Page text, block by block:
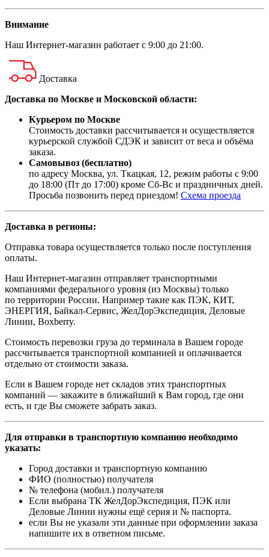
Внимание
Наш Интернет-магазин работает с 9:00 до 21:00.
Доставка
Доставка по Москве и Московской области:
Курьером по Москве
Стоимость доставки рассчитывается и осуществляется
курьерской службой СДЭК и зависит от веса и объёма
заказа.
Самовывоз (бесплатно)
по адресу Москва, ул. Ткацкая, 12, режим работы с 9:00
до 18:00 (Пт до 17:00) кроме Сб-Вс и праздничных дней.
Просьба позвонить перед приездом! Схема проезда
Доставка в регионы:
Отправка товара осуществляется только после поступления
оплаты.
Наш Интернет-магазин отправляет транспортными
компаниями федерального уровня (из Москвы) только
по территории России. Например такие как ПЭК, КИТ,
ЭНЕРГИЯ, Байкал-Сервис, ЖелДорЭкспедиция, Деловые
Линии, Boxberry.
Стоимость перевозки груза до терминала в Вашем городе
рассчитывается транспортной компанией и оплачивается
отдельно от стоимости заказа.
Если в Вашем городе нет складов этих транспортных
компаний — закажите в ближайший к Вам город, где они
есть, и где Вы сможете забрать заказ.
Для отправки в транспортную компанию необходимо
указать:
Город доставки и транспортную компанию
ФИО (полностью) получателя
№ телефона (мобил.) получателя
Если выбрана ТК ЖелДорЭкспедиция, ПЭК или
Деловые Линии нужны ещё серия и № паспорта.
если Вы не указали эти данные при оформлении заказа
напишите их в ответном письме.